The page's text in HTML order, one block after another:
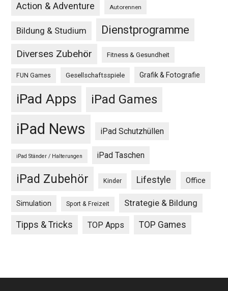
Action & Adventure Autorennen
Bildung & Studium Dienstprogramme
Diverses Zubehör Fitness & Gesundheit
FUN Games Gesellschaftsspiele Grafik & Fotografie
iPad Apps iPad Games
iPad News iPad Schutzhüllen
iPad Ständer / Halterungen iPad Taschen
iPad Zubehör Kinder Lifestyle Office
Simulation Sport & Freizeit Strategie & Bildung
Tipps & Tricks TOP Apps TOP Games